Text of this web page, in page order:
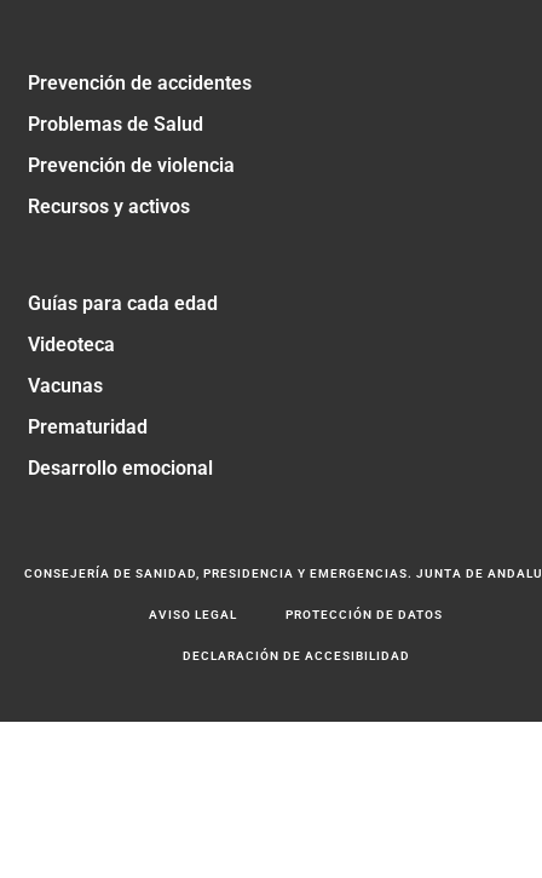
Prevención de accidentes
Problemas de Salud
Prevención de violencia
Recursos y activos
Guías para cada edad
Videoteca
Vacunas
Prematuridad
Desarrollo emocional
CONSEJERÍA DE SANIDAD, PRESIDENCIA Y EMERGENCIAS. JUNTA DE
AVISO LEGAL PROTECCIÓN DE DATOS
DECLARACIÓN DE ACCESIBILIDAD